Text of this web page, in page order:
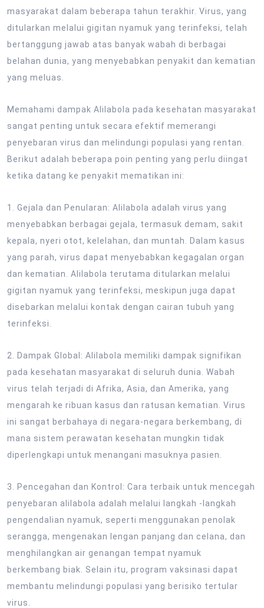
masyarakat dalam beberapa tahun terakhir. Virus, yang
ditularkan melalui gigitan nyamuk yang terinfeksi, telah
bertanggung jawab atas banyak wabah di berbagai
belahan dunia, yang menyebabkan penyakit dan kematian
yang meluas.
Memahami dampak Alilabola pada kesehatan masyarakat
sangat penting untuk secara efektif memerangi
penyebaran virus dan melindungi populasi yang rentan.
Berikut adalah beberapa poin penting yang perlu diingat
ketika datang ke penyakit mematikan ini:
1. Gejala dan Penularan: Alilabola adalah virus yang
menyebabkan berbagai gejala, termasuk demam, sakit
kepala, nyeri otot, kelelahan, dan muntah. Dalam kasus
yang parah, virus dapat menyebabkan kegagalan organ
dan kematian. Alilabola terutama ditularkan melalui
gigitan nyamuk yang terinfeksi, meskipun juga dapat
disebarkan melalui kontak dengan cairan tubuh yang
terinfeksi.
2. Dampak Global: Alilabola memiliki dampak signifikan
pada kesehatan masyarakat di seluruh dunia. Wabah
virus telah terjadi di Afrika, Asia, dan Amerika, yang
mengarah ke ribuan kasus dan ratusan kematian. Virus
ini sangat berbahaya di negara-negara berkembang, di
mana sistem perawatan kesehatan mungkin tidak
diperlengkapi untuk menangani masuknya pasien.
3. Pencegahan dan Kontrol: Cara terbaik untuk mencegah
penyebaran alilabola adalah melalui langkah -langkah
pengendalian nyamuk, seperti menggunakan penolak
serangga, mengenakan lengan panjang dan celana, dan
menghilangkan air genangan tempat nyamuk
berkembang biak. Selain itu, program vaksinasi dapat
membantu melindungi populasi yang berisiko tertular
virus.